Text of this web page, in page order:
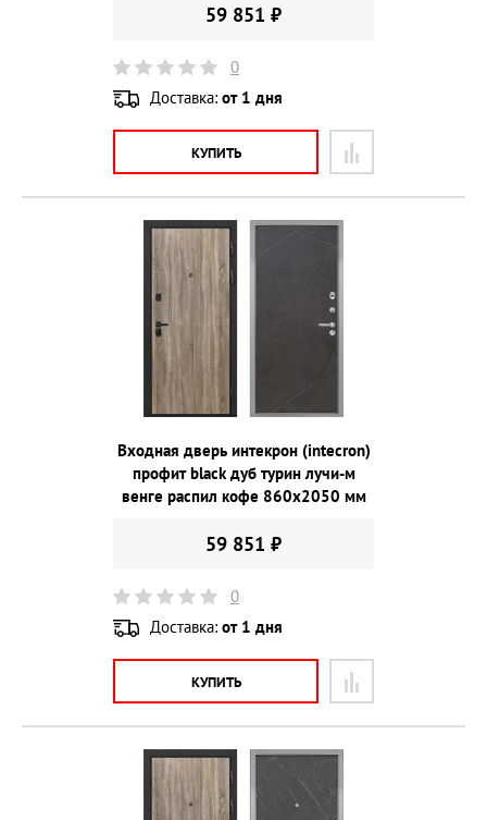
59 851 ₽
0
Доставка: от 1 дня
КУПИТЬ
Входная дверь интекрон (intecron)
профит black дуб турин лучи-м
венге распил кофе 860х2050 мм
59 851 ₽
0
Доставка: от 1 дня
КУПИТЬ